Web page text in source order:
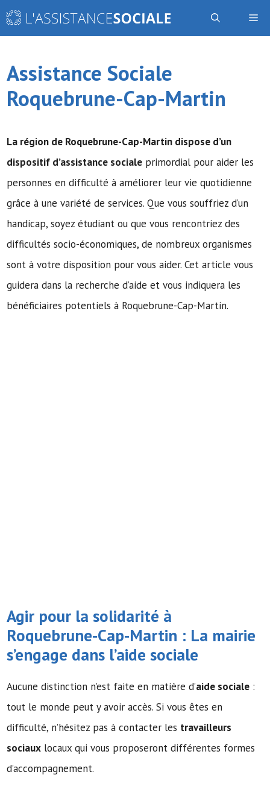
Aller
Assistance Sociale
Roquebrune-Cap-Martin
La région de Roquebrune-Cap-Martin dispose d’un
dispositif d’assistance sociale primordial pour aider les
personnes en difficulté à améliorer leur vie quotidienne
grâce à une variété de services. Que vous souffriez d’un
handicap, soyez étudiant ou que vous rencontriez des
difficultés socio-économiques, de nombreux organismes
sont à votre disposition pour vous aider. Cet article vous
guidera dans la recherche d’aide et vous indiquera les
bénéficiaires potentiels à Roquebrune-Cap-Martin.
Agir pour la solidarité à
Roquebrune-Cap-Martin : La mairie
s’engage dans l’aide sociale
Aucune distinction n’est faite en matière d’aide sociale :
tout le monde peut y avoir accès. Si vous êtes en
difficulté, n’hésitez pas à contacter les travailleurs
sociaux locaux qui vous proposeront différentes formes
d’accompagnement.